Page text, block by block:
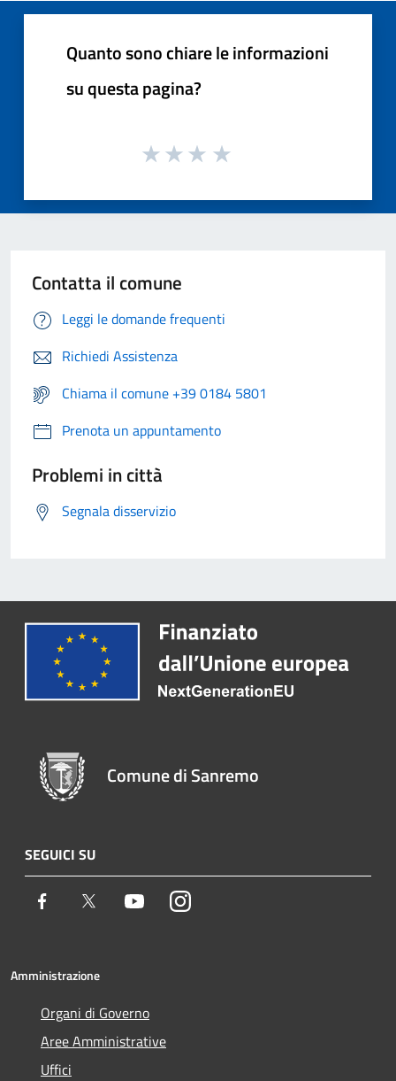
Quanto sono chiare le informazioni
su questa pagina?
Contatta il comune
Leggi le domande frequenti
Richiedi Assistenza
Chiama il comune +39 0184 5801
Prenota un appuntamento
Problemi in città
Segnala disservizio
Comune di Sanremo
SEGUICI SU
Facebook Twitter YoutubeInstagram
Amministrazione
Organi di Governo
Aree Amministrative
Uffici